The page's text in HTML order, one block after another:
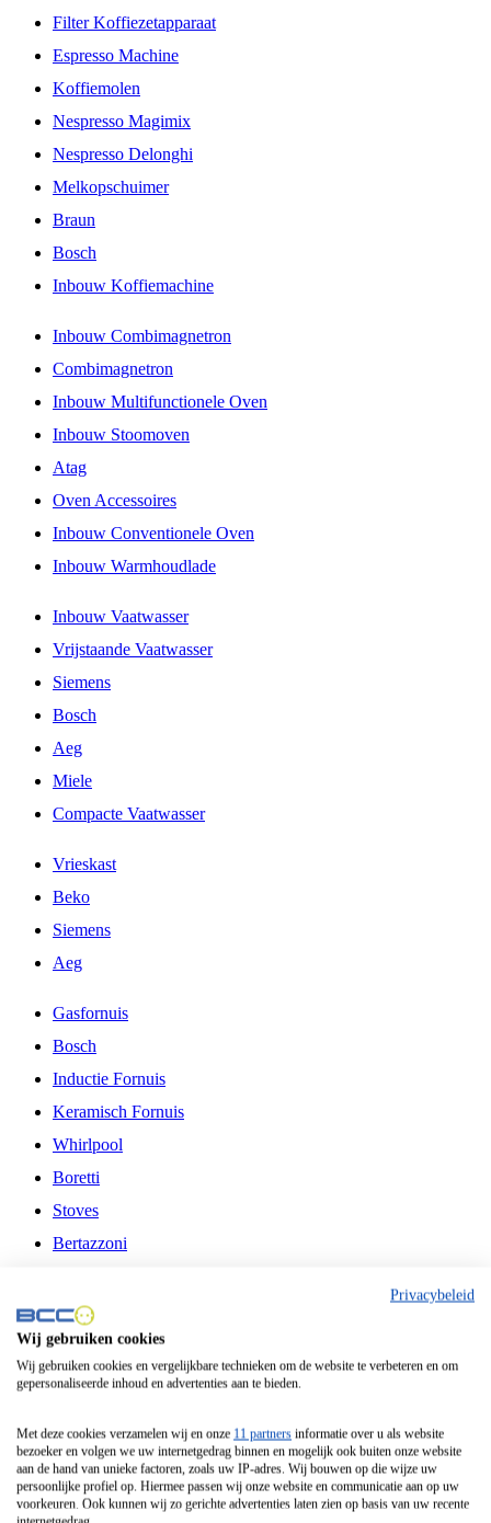
Filter Koffiezetapparaat
Espresso Machine
Koffiemolen
Nespresso Magimix
Nespresso Delonghi
Melkopschuimer
Braun
Bosch
Inbouw Koffiemachine
Inbouw Combimagnetron
Combimagnetron
Inbouw Multifunctionele Oven
Inbouw Stoomoven
Atag
Oven Accessoires
Inbouw Conventionele Oven
Inbouw Warmhoudlade
Inbouw Vaatwasser
Vrijstaande Vaatwasser
Siemens
Bosch
Aeg
Miele
Compacte Vaatwasser
Vrieskast
Beko
Siemens
Aeg
Gasfornuis
Bosch
Inductie Fornuis
Keramisch Fornuis
Whirlpool
Boretti
Stoves
Bertazzoni
Fitelli
Airfryer
Frituurpan
Contactgrill
Broodbakmachine
Broodrooster
Privacybeleid
Wij gebruiken cookies
Wij gebruiken cookies en vergelijkbare technieken om de website te verbeteren en om
gepersonaliseerde inhoud en advertenties aan te bieden.
Met deze cookies verzamelen wij en onze 11 partners informatie over u als website
bezoeker en volgen we uw internetgedrag binnen en mogelijk ook buiten onze website
aan de hand van unieke factoren, zoals uw IP-adres. Wij bouwen op die wijze uw
persoonlijke profiel op. Hiermee passen wij onze website en communicatie aan op uw
voorkeuren. Ook kunnen wij zo gerichte advertenties laten zien op basis van uw recente